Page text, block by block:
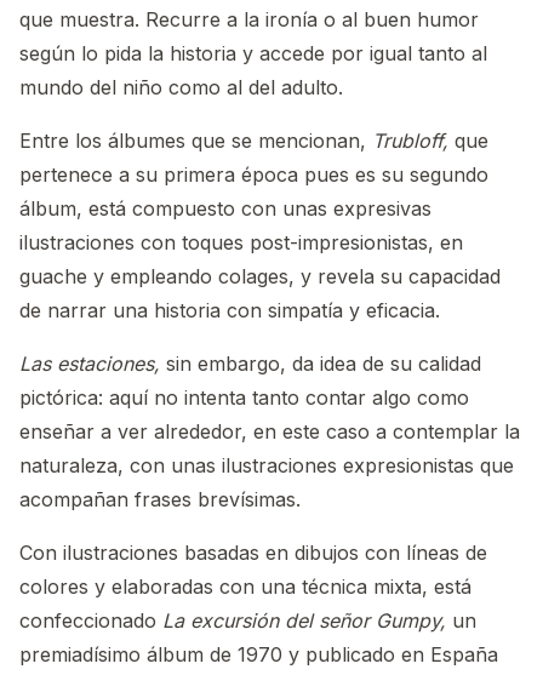
que muestra. Recurre a la ironía o al buen humor
según lo pida la historia y accede por igual tanto al
mundo del niño como al del adulto.
Entre los álbumes que se mencionan, Trubloff, que
pertenece a su primera época pues es su segundo
álbum, está compuesto con unas expresivas
ilustraciones con toques post-impresionistas, en
guache y empleando colages, y revela su capacidad
de narrar una historia con simpatía y eficacia.
Las estaciones, sin embargo, da idea de su calidad
pictórica: aquí no intenta tanto contar algo como
enseñar a ver alrededor, en este caso a contemplar la
naturaleza, con unas ilustraciones expresionistas que
acompañan frases brevísimas.
Con ilustraciones basadas en dibujos con líneas de
colores y elaboradas con una técnica mixta, está
confeccionado La excursión del señor Gumpy, un
premiadísimo álbum de 1970 y publicado en España